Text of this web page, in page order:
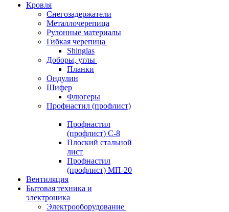
Кровля
Снегозадержатели
Металлочерепица
Рулонные материалы
Гибкая черепица
Shinglas
Доборы, углы
Планки
Ондулин
Шифер
Флюгеры
Профнастил (профлист)
Профнастил
(профлист) С-8
Плоский стальной
лист
Профнастил
(профлист) МП-20
Вентиляция
Бытовая техника и
электроника
Электрооборудование